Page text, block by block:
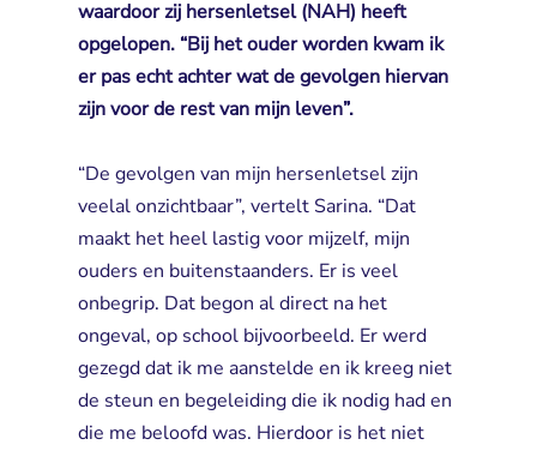
waardoor zij hersenletsel (NAH) heeft
opgelopen. “Bij het ouder worden kwam ik
er pas echt achter wat de gevolgen hiervan
zijn voor de rest van mijn leven”.
“De gevolgen van mijn hersenletsel zijn
veelal onzichtbaar”, vertelt Sarina. “Dat
maakt het heel lastig voor mijzelf, mijn
ouders en buitenstaanders. Er is veel
onbegrip. Dat begon al direct na het
ongeval, op school bijvoorbeeld. Er werd
gezegd dat ik me aanstelde en ik kreeg niet
de steun en begeleiding die ik nodig had en
die me beloofd was. Hierdoor is het niet